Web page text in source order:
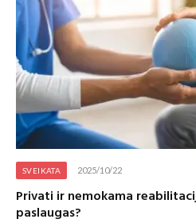
SVEIKATA 2025/10/22
Privati ir nemokama
paslaugas?